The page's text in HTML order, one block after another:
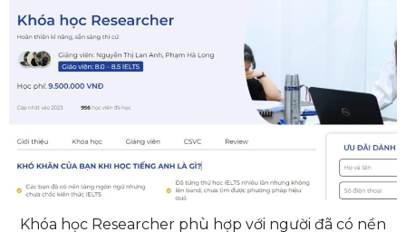
Khóa học Researcher phù hợp với người đã có nền